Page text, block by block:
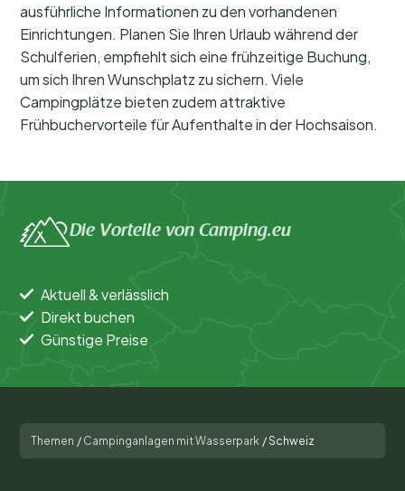
ausführliche Informationen zu den vorhandenen
Einrichtungen. Planen Sie Ihren Urlaub während der
Schulferien, empfiehlt sich eine frühzeitige Buchung,
um sich Ihren Wunschplatz zu sichern. Viele
Campingplätze bieten zudem attraktive
Frühbuchervorteile für Aufenthalte in der Hochsaison.
Die Vorteile von Camping.eu
Aktuell & verlässlich
Direkt buchen
Günstige Preise
Themen / Campinganlagen mit Wasserpark /Schweiz